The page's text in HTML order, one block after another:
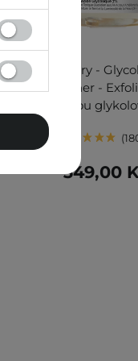
BESTSELLER
The Ordinary -
Exfoliating Toner -
se 7% kyselinou
349,00